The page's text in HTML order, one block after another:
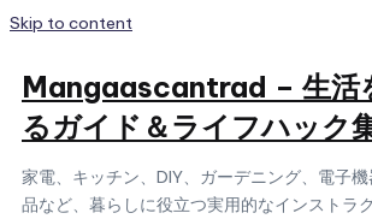
Skip to content
Mangaascantrad – 生活
るガイド＆ライフハック
家電、キッチン、DIY、ガーデニング、電子
品など、暮らしに役立つ実用的なインストラ